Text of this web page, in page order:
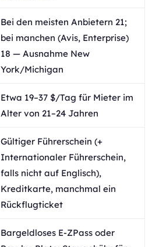
Bei den meisten Anbietern 21;
bei manchen (Avis, Enterprise)
18 — Ausnahme New
York/Michigan
Etwa 19–37 $/Tag für Mieter im
Alter von 21–24 Jahren
Gültiger Führerschein (+
Internationaler Führerschein,
falls nicht auf Englisch),
Kreditkarte, manchmal ein
Rückflugticket
Bargeldloses E-ZPass oder